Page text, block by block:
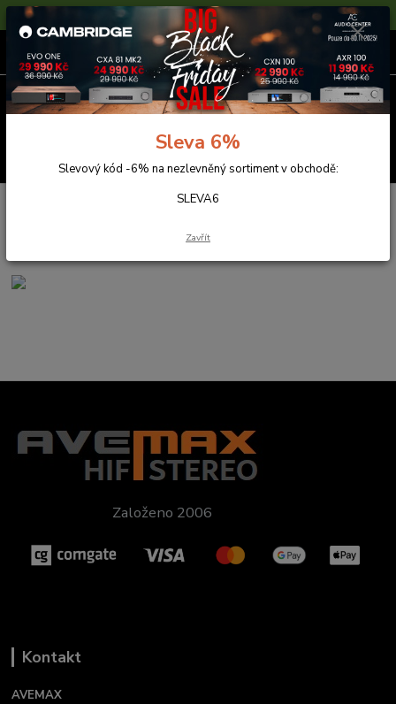
Sleva 6% na nezlevněné zboží s kódem SLEVA6
Menu
0ks
0,00 Kč
Magnat SIGNATURE 700
SIGNATURE 700
Založeno 2006
Kontakt
AVEMAX
Sleva 6%
Slevový kód -6% na nezlevněný sortiment v obchodě:
SLEVA6
Zavřít